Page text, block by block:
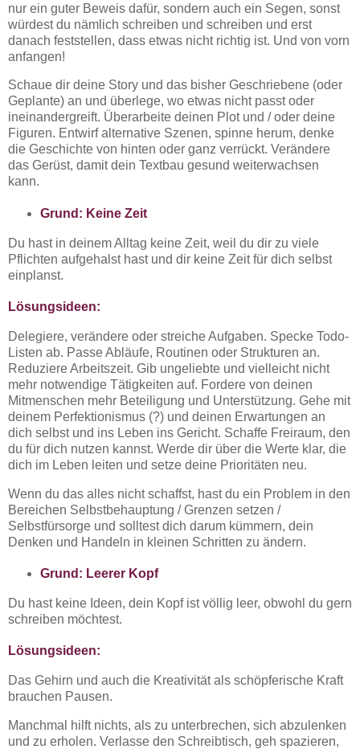
nur ein guter Beweis dafür, sondern auch ein Segen, sonst
würdest du nämlich schreiben und schreiben und erst
danach feststellen, dass etwas nicht richtig ist. Und von vorn
anfangen!
Schaue dir deine Story und das bisher Geschriebene (oder
Geplante) an und überlege, wo etwas nicht passt oder
ineinandergreift. Überarbeite deinen Plot und / oder deine
Figuren. Entwirf alternative Szenen, spinne herum, denke
die Geschichte von hinten oder ganz verrückt. Verändere
das Gerüst, damit dein Textbau gesund weiterwachsen
kann.
Grund: Keine Zeit
Du hast in deinem Alltag keine Zeit, weil du dir zu viele
Pflichten aufgehalst hast und dir keine Zeit für dich selbst
einplanst.
Lösungsideen:
Delegiere, verändere oder streiche Aufgaben. Specke Todo-
Listen ab. Passe Abläufe, Routinen oder Strukturen an.
Reduziere Arbeitszeit. Gib ungeliebte und vielleicht nicht
mehr notwendige Tätigkeiten auf. Fordere von deinen
Mitmenschen mehr Beteiligung und Unterstützung. Gehe mit
deinem Perfektionismus (?) und deinen Erwartungen an
dich selbst und ins Leben ins Gericht. Schaffe Freiraum, den
du für dich nutzen kannst. Werde dir über die Werte klar, die
dich im Leben leiten und setze deine Prioritäten neu.
Wenn du das alles nicht schaffst, hast du ein Problem in den
Bereichen Selbstbehauptung / Grenzen setzen /
Selbstfürsorge und solltest dich darum kümmern, dein
Denken und Handeln in kleinen Schritten zu ändern.
Grund: Leerer Kopf
Du hast keine Ideen, dein Kopf ist völlig leer, obwohl du gern
schreiben möchtest.
Lösungsideen:
Das Gehirn und auch die Kreativität als schöpferische Kraft
brauchen Pausen.
Manchmal hilft nichts, als zu unterbrechen, sich abzulenken
und zu erholen. Verlasse den Schreibtisch, geh spazieren,